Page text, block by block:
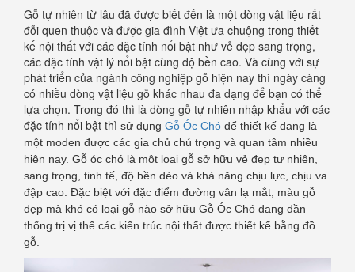
Gỗ tự nhiên từ lâu đã được biết đến là một dòng vật liệu rất
đỗi quen thuộc và được gia đình Việt ưa chuộng trong thiết
kế nội thất với các đặc tính nổi bật như vẻ đẹp sang trọng,
các đặc tính vật lý nổi bật cùng độ bền cao. Và cùng với sự
phát triển của ngành công nghiệp gỗ hiện nay thì ngày càng
có nhiều dòng vật liệu gỗ khác nhau đa dạng để bạn có thể
lựa chọn. Trong đó thì là dòng gỗ tự nhiên nhập khẩu với các
đặc tính nổi bật thì sử dụng Gỗ Óc Chó để thiết kế đang là
một moden được các gia chủ chú trọng và quan tâm nhiều
hiện nay. Gỗ óc chó là một loại gỗ sở hữu vẻ đẹp tự nhiên,
sang trọng, tinh tế, độ bền dẻo và khả năng chịu lực, chịu va
đập cao. Đặc biệt với đặc điểm đường vân lạ mắt, màu gỗ
đẹp mà khó có loại gỗ nào sở hữu Gỗ Óc Chó đang dần
thống trị vị thế các kiến trúc nội thất được thiết kế bằng đồ
gỗ.